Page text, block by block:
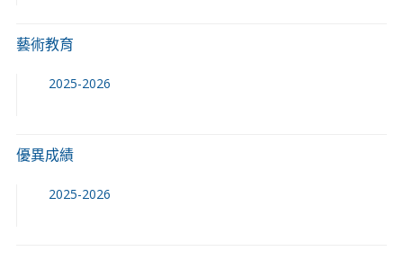
藝術教育
2025-2026
優異成績
2025-2026